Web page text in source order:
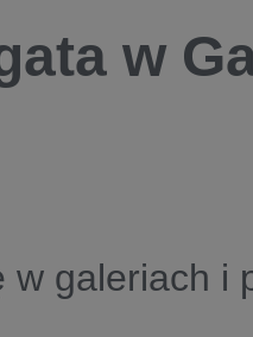
w
w galeriach i